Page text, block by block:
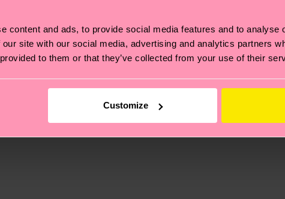
content and ads, to provide social media features and to analyse
site with our social media, advertising and analytics partners
to them or that they’ve collected from your use of their
Customize
– es geht auch um eine ethische Lieferkette, die
unsere länderspezifische Versandübersicht findest du
einen Richtwert handelt und die genaue Lieferzeit von
im Artikel